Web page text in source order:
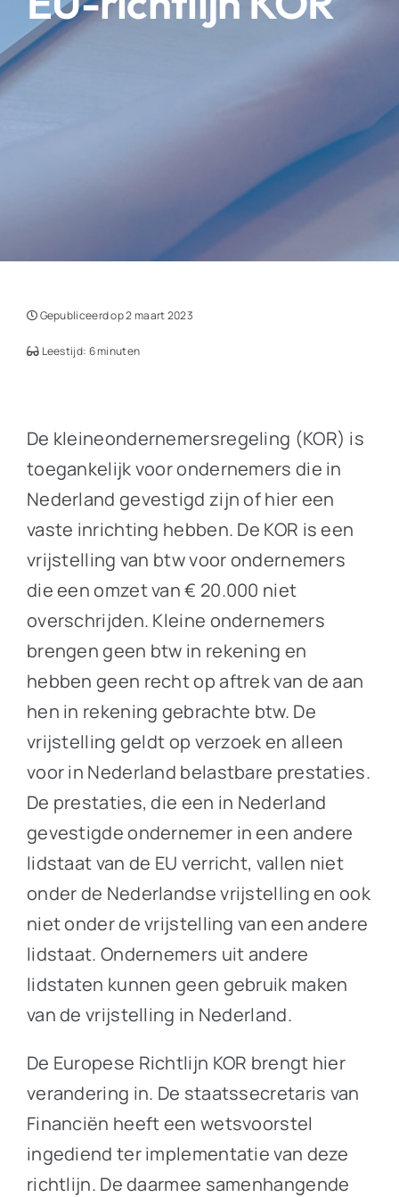
Gepubliceerd op 2 maart 2023
Leestijd: 6 minuten
De kleineondernemersregeling (KOR) is
toegankelijk voor ondernemers die in
Nederland gevestigd zijn of hier een
vaste inrichting hebben. De KOR is een
vrijstelling van btw voor ondernemers
die een omzet van € 20.000 niet
overschrijden. Kleine ondernemers
brengen geen btw in rekening en
hebben geen recht op aftrek van de aan
hen in rekening gebrachte btw. De
vrijstelling geldt op verzoek en alleen
voor in Nederland belastbare prestaties.
De prestaties, die een in Nederland
gevestigde ondernemer in een andere
lidstaat van de EU verricht, vallen niet
onder de Nederlandse vrijstelling en ook
niet onder de vrijstelling van een andere
lidstaat. Ondernemers uit andere
lidstaten kunnen geen gebruik maken
van de vrijstelling in Nederland.
De Europese Richtlijn KOR brengt hier
verandering in. De staatssecretaris van
Financiën heeft een wetsvoorstel
ingediend ter implementatie van deze
richtlijn. De daarmee samenhangende